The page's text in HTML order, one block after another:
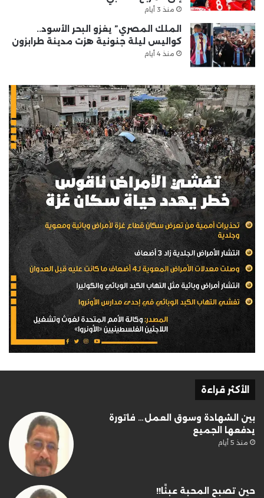
منذ 3 أيام
الملك المصري” يغزو البحر الأسود..
كواليس ليلة جنونية هزت مدينة طرابزون
منذ 4 أيام
الأكثر قراءة
بين الشهادة وسوق العمل… فاتورة
يدفعها الجميع
منذ 5 أيام
حين تصبح المحبة عبئًا!!